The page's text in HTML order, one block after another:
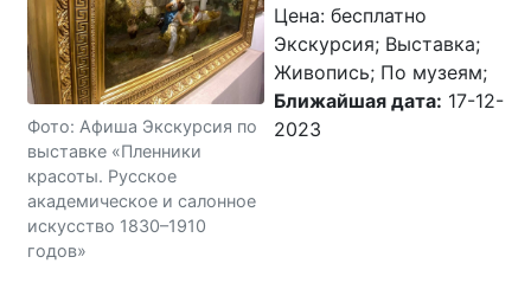
Фото: Афиша Экскурсия по
выставке «Пленники
красоты. Русское
академическое и салонное
искусство 1830–1910
годов»
Цена: бесплатно
Экскурсия; Выставка;
Живопись; По музеям;
Ближайшая дата: 17-12-
2023